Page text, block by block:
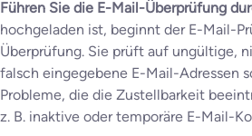
Führen Sie die E-Mail-Überprüfung
hochgeladen ist, beginnt der E-Mail-
Überprüfung. Sie prüft auf ungültige,
falsch eingegebene E-Mail-Adressen
Probleme, die die Zustellbarkeit
z. B. inaktive oder temporäre E-Mail-